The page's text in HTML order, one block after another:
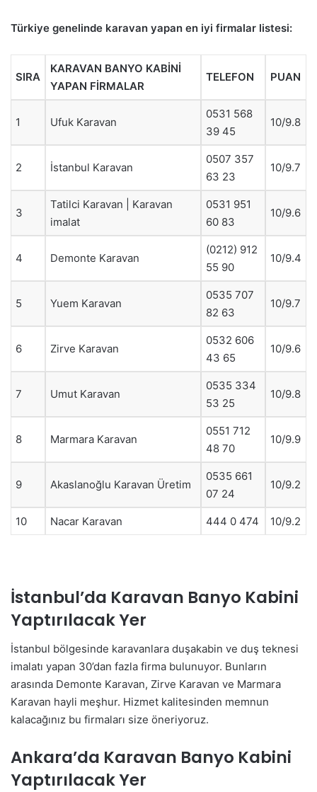
Türkiye genelinde karavan yapan en iyi firmalar listesi:
SIRA
KARAVAN BANYO KABİNİ
YAPAN FİRMALAR
TELEFON PUAN
1 Ufuk Karavan
0531 568
39 45
10/9.8
2 İstanbul Karavan
0507 357
63 23
10/9.7
3
Tatilci Karavan | Karavan
imalat
0531 951
60 83
10/9.6
4 Demonte Karavan
(0212) 912
55 90
10/9.4
5 Yuem Karavan
0535 707
82 63
10/9.7
6 Zirve Karavan
0532 606
43 65
10/9.6
7 Umut Karavan
0535 334
53 25
10/9.8
8 Marmara Karavan
0551 712
48 70
10/9.9
9 Akaslanoğlu Karavan Üretim
0535 661
07 24
10/9.2
10 Nacar Karavan 444 0 474 10/9.2
İstanbul’da Karavan Banyo Kabini
Yaptırılacak Yer
İstanbul bölgesinde karavanlara duşakabin ve duş teknesi
imalatı yapan 30’dan fazla firma bulunuyor. Bunların
arasında Demonte Karavan, Zirve Karavan ve Marmara
Karavan hayli meşhur. Hizmet kalitesinden memnun
kalacağınız bu firmaları size öneriyoruz.
Ankara’da Karavan Banyo Kabini
Yaptırılacak Yer